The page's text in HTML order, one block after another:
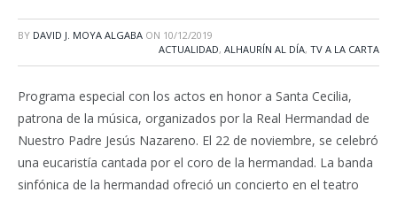
BY DAVID J. MOYA ALGABA ON 10/12/2019
ACTUALIDAD, ALHAURÍN AL DÍA, TV A LA CARTA
Programa especial con los actos en honor a Santa Cecilia,
patrona de la música, organizados por la Real Hermandad de
Nuestro Padre Jesús Nazareno. El 22 de noviembre, se celebró
una eucaristía cantada por el coro de la hermandad. La banda
sinfónica de la hermandad ofreció un concierto en el teatro